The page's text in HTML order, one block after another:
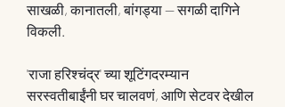
साखळी, कानातली, बांगड्या — सगळी दागिने
विकली.
'राजा हरिश्चंद्र' च्या शूटिंगदरम्यान
सरस्वतीबाईंनी घर चालवणं, आणि सेटवर देखील